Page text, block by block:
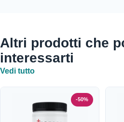
Altri prodotti che
interessarti
Vedi tutto
-50%